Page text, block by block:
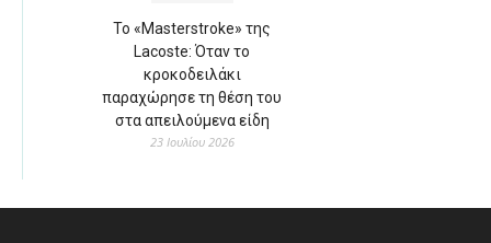
Το «Masterstroke» της
Lacoste: Όταν το
κροκοδειλάκι
παραχώρησε τη θέση του
στα απειλούμενα είδη
23 Ιουλίου 2026